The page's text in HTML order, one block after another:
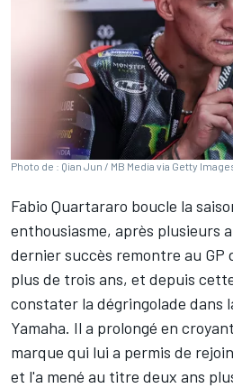
Photo de : Qian Jun / MB Media via Getty
Fabio Quartararo boucle la
enthousiasme, après plusieurs
dernier succès remontre au GP
plus de trois ans, et depuis
constater la dégringolade dans
Yamaha. Il a prolongé en
marque qui lui a permis de
et l'a mené au titre deux ans